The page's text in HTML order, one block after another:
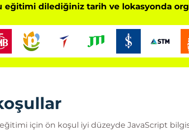
eğitimi dilediğiniz tarih ve lokasyonda
için ön koşul iyi düzeyde JavaScript